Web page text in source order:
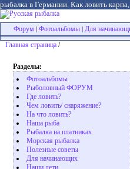
рыбалка в Германии. Как ловить
Форум Фотоальбомы Для
Главная страница /
Разделы:
Фотоальбомы
Рыболовный ФОРУМ
Где ловить?
Чем ловить/ снаряжение?
На что ловить?
Наша рыба
Рыбалка на платниках
Морская рыбалка
Полезные советы
Для начинающих
Наши дети